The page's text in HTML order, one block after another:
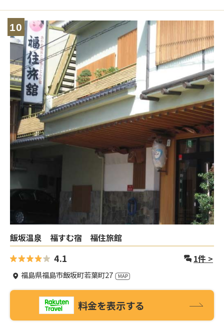
10
飯坂温泉 福すむ宿 福住旅館
4.1 1件 >
福島県福島市飯坂町若葉町27
料金を表示する